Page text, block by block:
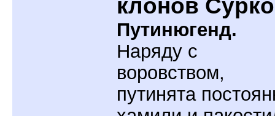
клонов
Путинюгенд.
Наряду с
воровством,
путинята